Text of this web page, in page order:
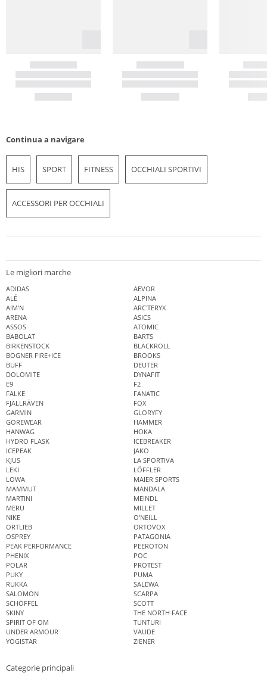
Continua a navigare
HIS SPORT FITNESS OCCHIALI SPORTIVI
ACCESSORI PER OCCHIALI
Le migliori marche
ADIDAS
AEVOR
ALÉ
ALPINA
AIM'N
ARC'TERYX
ARENA
ASICS
ASSOS
ATOMIC
BABOLAT
BARTS
BIRKENSTOCK
BLACKROLL
BOGNER FIRE+ICE
BROOKS
BUFF
DEUTER
DOLOMITE
DYNAFIT
E9
F2
FALKE
FANATIC
FJÄLLRÄVEN
FOX
GARMIN
GLORYFY
GOREWEAR
HAMMER
HANWAG
HOKA
HYDRO FLASK
ICEBREAKER
ICEPEAK
JAKO
KJUS
LA SPORTIVA
LEKI
LÖFFLER
LOWA
MAIER SPORTS
MAMMUT
MANDALA
MARTINI
MEINDL
MERU
MILLET
NIKE
O'NEILL
ORTLIEB
ORTOVOX
OSPREY
PATAGONIA
PEAK PERFORMANCE
PEEROTON
PHENIX
POC
POLAR
PROTEST
PUKY
PUMA
RUKKA
SALEWA
SALOMON
SCARPA
SCHÖFFEL
SCOTT
SKINY
THE NORTH FACE
SPIRIT OF OM
TUNTURI
UNDER ARMOUR
VAUDE
YOGISTAR
ZIENER
Categorie principali